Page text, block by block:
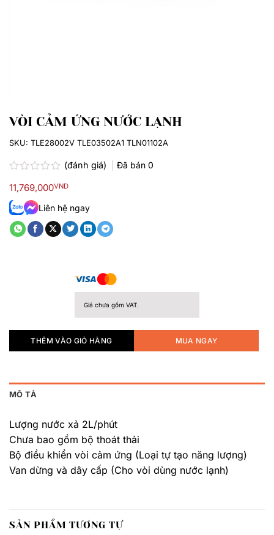
VÒI CẢM ỨNG NƯỚC LẠNH
xếp
hạng
0.0
5
sao
(đánh giá) Đã bán 0
11,769,000VND
Liên hệ ngay
Giá chưa gồm VAT.
THÊM VÀO GIỎ HÀNG MUA NGAY
SKU: TLE28002V TLE03502A1 TLN01102A
MÔ TẢ
Lượng nước xả 2L/phút
Chưa bao gồm bộ thoát thải
Bộ điều khiển vòi cảm ứng (Loại tự tạo năng lượng)
Van dừng và dây cấp (Cho vòi dùng nước lạnh)
SẢN PHẨM TƯƠNG TỰ